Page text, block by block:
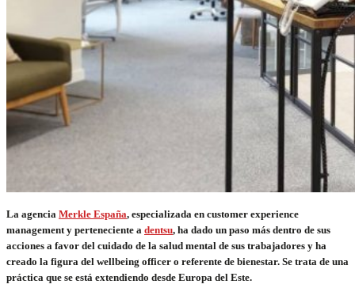
La agencia Merkle España, especializada en customer experience
management y perteneciente a dentsu, ha dado un paso más dentro de sus
acciones a favor del cuidado de la salud mental de sus trabajadores y ha
creado la figura del wellbeing officer o referente de bienestar. Se trata de una
práctica que se está extendiendo desde Europa del Este.